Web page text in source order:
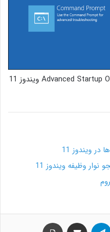
کار تمام است! شما در منوی Advanced Startup Options ویندوز 11
ویندوز 11
وظیفه ویندوز 11